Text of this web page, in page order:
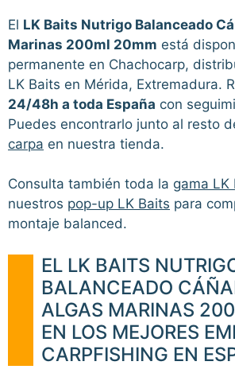
El LK Baits Nutrigo Balanceado
Marinas 200ml 20mm está
permanente en Chachocarp,
LK Baits en Mérida, Extremadura.
24/48h a toda España con
Puedes encontrarlo junto al resto
carpa en nuestra tienda.
Consulta también toda la gama LK
nuestros pop-up LK Baits para
montaje balanced.
EL LK BAITS
BALANCEADO
ALGAS MARINAS
EN LOS MEJORES
CARPFISHING EN